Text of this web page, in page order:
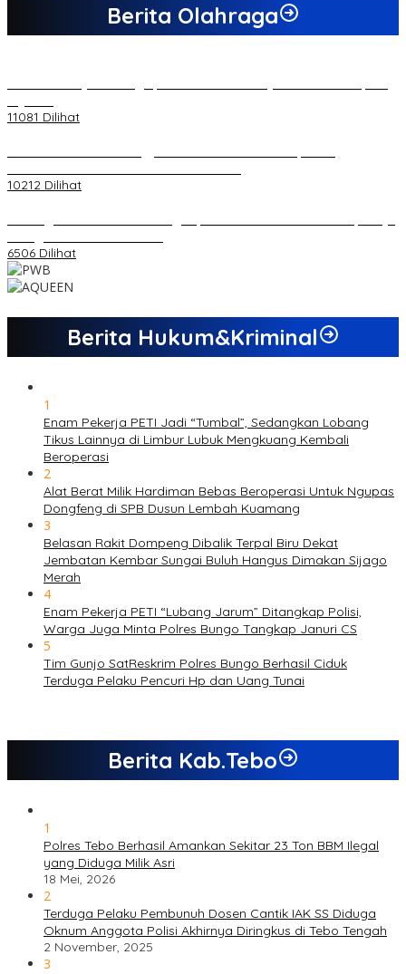
Berita Olahraga
11081 Dilihat
10212 Dilihat
6506 Dilihat
Berita Hukum&Kriminal
1
Enam Pekerja PETI Jadi “Tumbal”, Sedangkan Lobang
Tikus Lainnya di Limbur Lubuk Mengkuang Kembali
Beroperasi
2
Alat Berat Milik Hardiman Bebas Beroperasi Untuk Ngupas
Dongfeng di SPB Dusun Lembah Kuamang
3
Belasan Rakit Dompeng Dibalik Terpal Biru Dekat
Jembatan Kembar Sungai Buluh Hangus Dimakan Sijago
Merah
4
Enam Pekerja PETI “Lubang Jarum” Ditangkap Polisi,
Warga Juga Minta Polres Bungo Tangkap Januri CS
5
Tim Gunjo SatReskrim Polres Bungo Berhasil Ciduk
Terduga Pelaku Pencuri Hp dan Uang Tunai
Berita Kab.Tebo
1
Polres Tebo Berhasil Amankan Sekitar 23 Ton BBM Ilegal
yang Diduga Milik Asri
18 Mei, 2026
2
Terduga Pelaku Pembunuh Dosen Cantik IAK SS Diduga
Oknum Anggota Polisi Akhirnya Diringkus di Tebo Tengah
2 November, 2025
3